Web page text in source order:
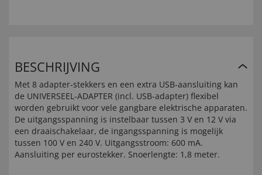
BESCHRIJVING
Met 8 adapter-stekkers en een extra USB-aansluiting kan
de UNIVERSEEL-ADAPTER (incl. USB-adapter) flexibel
worden gebruikt voor vele gangbare elektrische apparaten.
De uitgangsspanning is instelbaar tussen 3 V en 12 V via
een draaischakelaar, de ingangsspanning is mogelijk
tussen 100 V en 240 V. Uitgangsstroom: 600 mA.
Aansluiting per eurostekker. Snoerlengte: 1,8 meter.